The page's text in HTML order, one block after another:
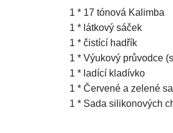
1 * 17 tónová Kalimba
1 * látkový sáček
1 * čistící hadřík
1 * Výukový průvodce
1 * ladící kladívko
1 * Červené a zelené
1 * Sada silikonových